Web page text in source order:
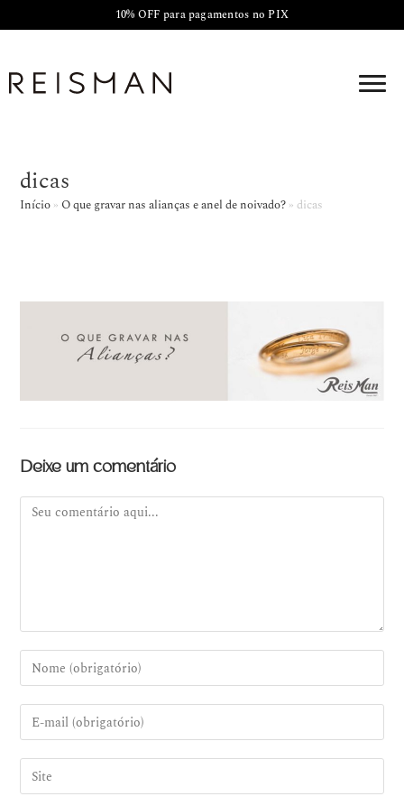
10% OFF para pagamentos no PIX
dicas
Início » O que gravar nas alianças e anel de noivado? » dicas
Deixe um comentário